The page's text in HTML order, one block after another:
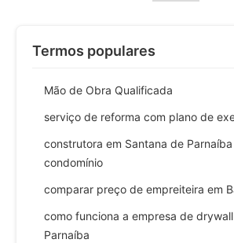
Termos populares
Mão de Obra Qualificada
serviço de reforma com plano de
construtora em Santana de
condomínio
comparar preço de empreiteira em
como funciona a empresa de
Parnaíba